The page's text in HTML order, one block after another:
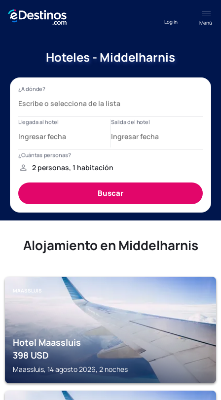
Menú
Log in
Hoteles - Middelharnis
Alojamiento en Middelharnis
MAASSLUIS
Hotel Maassluis
398USD
Maassluis, 14 agosto 2026, 2 noches